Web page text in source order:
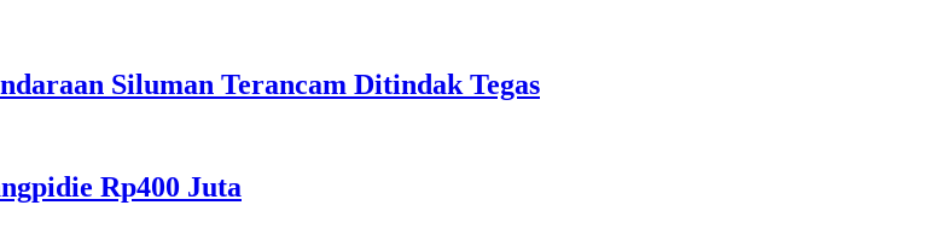
Siluman Terancam Ditindak Tegas
Rp400 Juta